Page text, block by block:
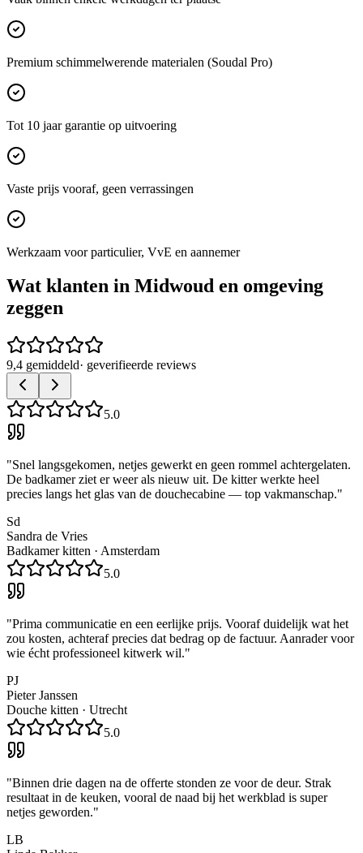
Premium schimmelwerende materialen (Soudal Pro)
Tot 10 jaar garantie op uitvoering
Vaste prijs vooraf, geen verrassingen
Werkzaam voor particulier, VvE en aannemer
Wat klanten in Midwoud en omgeving
zeggen
9,4 gemiddeld· geverifieerde reviews
5.0
"Snel langsgekomen, netjes gewerkt en geen rommel achtergelaten.
De badkamer ziet er weer als nieuw uit. De kitter werkte heel
precies langs het glas van de douchecabine — top vakmanschap."
Sd
Sandra de Vries
Badkamer kitten · Amsterdam
5.0
"Prima communicatie en een eerlijke prijs. Vooraf duidelijk wat het
zou kosten, achteraf precies dat bedrag op de factuur. Aanrader voor
wie écht professioneel kitwerk wil."
PJ
Pieter Janssen
Douche kitten · Utrecht
5.0
"Binnen drie dagen na de offerte stonden ze voor de deur. Strak
resultaat in de keuken, vooral de naad bij het werkblad is super
netjes geworden."
LB